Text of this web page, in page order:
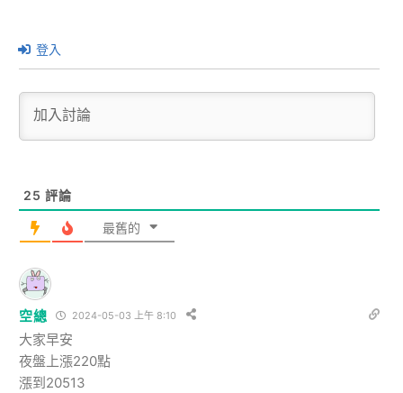
登入
25 評論
最舊的
空總 2024-05-03 上午 8:10
大家早安
夜盤上漲220點
漲到20513